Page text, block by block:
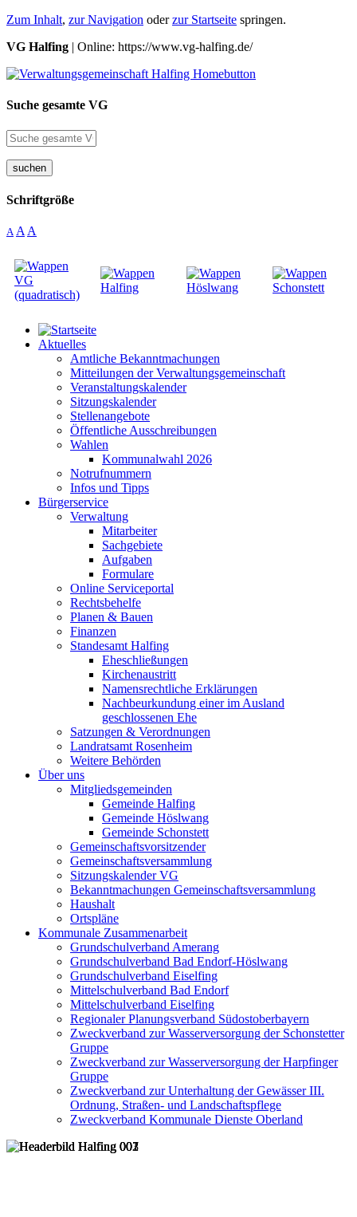
Zum Inhalt, zur Navigation oderzur Startseite springen.
VG Halfing | Online: https://www.vg-halfing.de/
Suche gesamte VG
suchen
Schriftgröße
A A A
Aktuelles
Amtliche Bekanntmachungen
Mitteilungen der Verwaltungsgemeinschaft
Veranstaltungskalender
Sitzungskalender
Stellenangebote
Öffentliche Ausschreibungen
Wahlen
Kommunalwahl 2026
Notrufnummern
Infos und Tipps
Bürgerservice
Verwaltung
Mitarbeiter
Sachgebiete
Aufgaben
Formulare
Online Serviceportal
Rechtsbehelfe
Planen & Bauen
Finanzen
Standesamt Halfing
Eheschließungen
Kirchenaustritt
Namensrechtliche Erklärungen
Nachbeurkundung einer im Ausland
geschlossenen Ehe
Satzungen & Verordnungen
Landratsamt Rosenheim
Weitere Behörden
Über uns
Mitgliedsgemeinden
Gemeinde Halfing
Gemeinde Höslwang
Gemeinde Schonstett
Gemeinschaftsvorsitzender
Gemeinschaftsversammlung
Sitzungskalender VG
Bekanntmachungen Gemeinschaftsversammlung
Haushalt
Ortspläne
Kommunale Zusammenarbeit
Grundschulverband Amerang
Grundschulverband Bad Endorf-Höslwang
Grundschulverband Eiselfing
Mittelschulverband Bad Endorf
Mittelschulverband Eiselfing
Regionaler Planungsverband Südostoberbayern
Zweckverband zur Wasserversorgung der Schonstetter
Gruppe
Zweckverband zur Wasserversorgung der Harpfinger
Gruppe
Zweckverband zur Unterhaltung der Gewässer III.
Ordnung, Straßen- und Landschaftspflege
Zweckverband Kommunale Dienste Oberland